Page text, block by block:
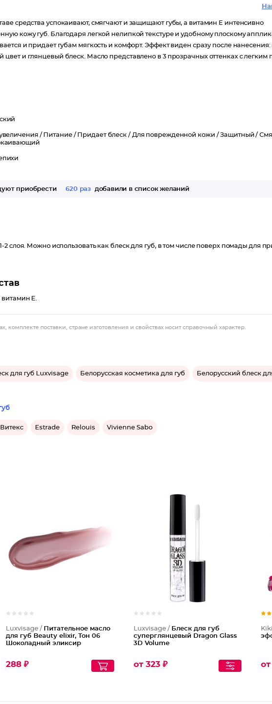
средства успокаивают, смягчают и защищают губы, а витамин Е интенсивно
кожу губ. Благодаря легкой нелипкой текстуре и удобному плоскому
и придает губам мягкость и комфорт. Эффект виден сразу после нанесения:
и глянцевый блеск. Масло представлено в 3 прозрачных оттенках с легким
/ Питание / Придает блеск / Для поврежденной кожи /Защитный /
приобрести 620 раз добавили в список желаний
2 слоя. Можно использовать как блеск для губ, в том числе поверх помады для
витамин Е.
поставки, стране изготовления и свойствах носит справочный характер.
для губ Luxvisage Белорусская косметика для губ Белорусский блеск
Estrade Relouis Vivienne Sabo
Luxvisage / Питательное масло
для губ Beauty elixir, Тон 06
Шоколадный эликсир
288 ₽
Luxvisage / Блеск для губ
суперглянцевый Dragon Glass
3D Volume
от 323 ₽